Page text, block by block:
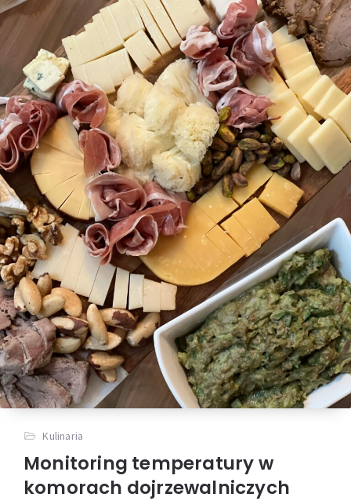
Kulinaria
Monitoring temperatury w
komorach dojrzewalniczych